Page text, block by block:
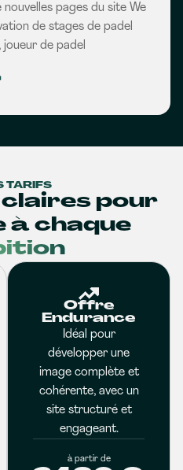
pages du site We
de stages de padel
de padel
TARIFS
pour
à chaque
Offre
Endurance
Idéal pour
développer une
image complète et
cohérente, avec un
site structuré et
engageant.
à partir de